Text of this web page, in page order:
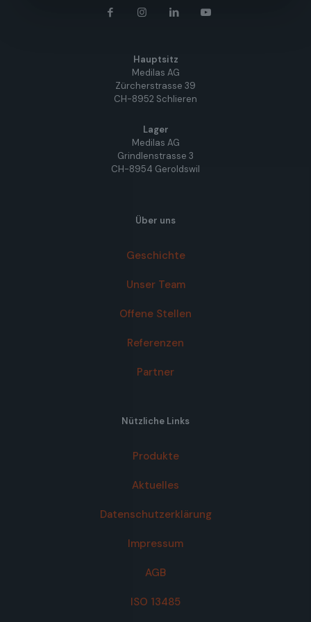
Hauptsitz
Medilas AG
Zürcherstrasse 39
CH-8952 Schlieren
Lager
Medilas AG
Grindlenstrasse 3
CH-8954 Geroldswil
Über uns
Geschichte
Unser Team
Offene Stellen
Referenzen
Partner
Nützliche Links
Produkte
Aktuelles
Datenschutzerklärung
Impressum
AGB
ISO 13485